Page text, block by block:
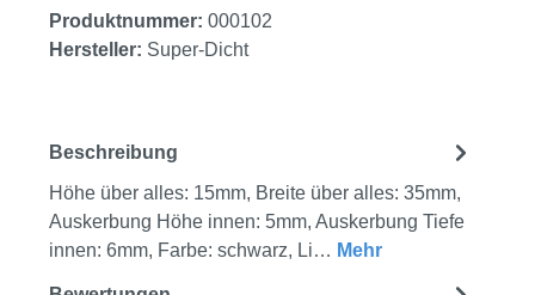
Produktnummer: 000102
Hersteller: Super-Dicht
Beschreibung
Höhe über alles: 15mm, Breite über alles: 35mm,
Auskerbung Höhe innen: 5mm, Auskerbung Tiefe
innen: 6mm, Farbe: schwarz, Li… Mehr